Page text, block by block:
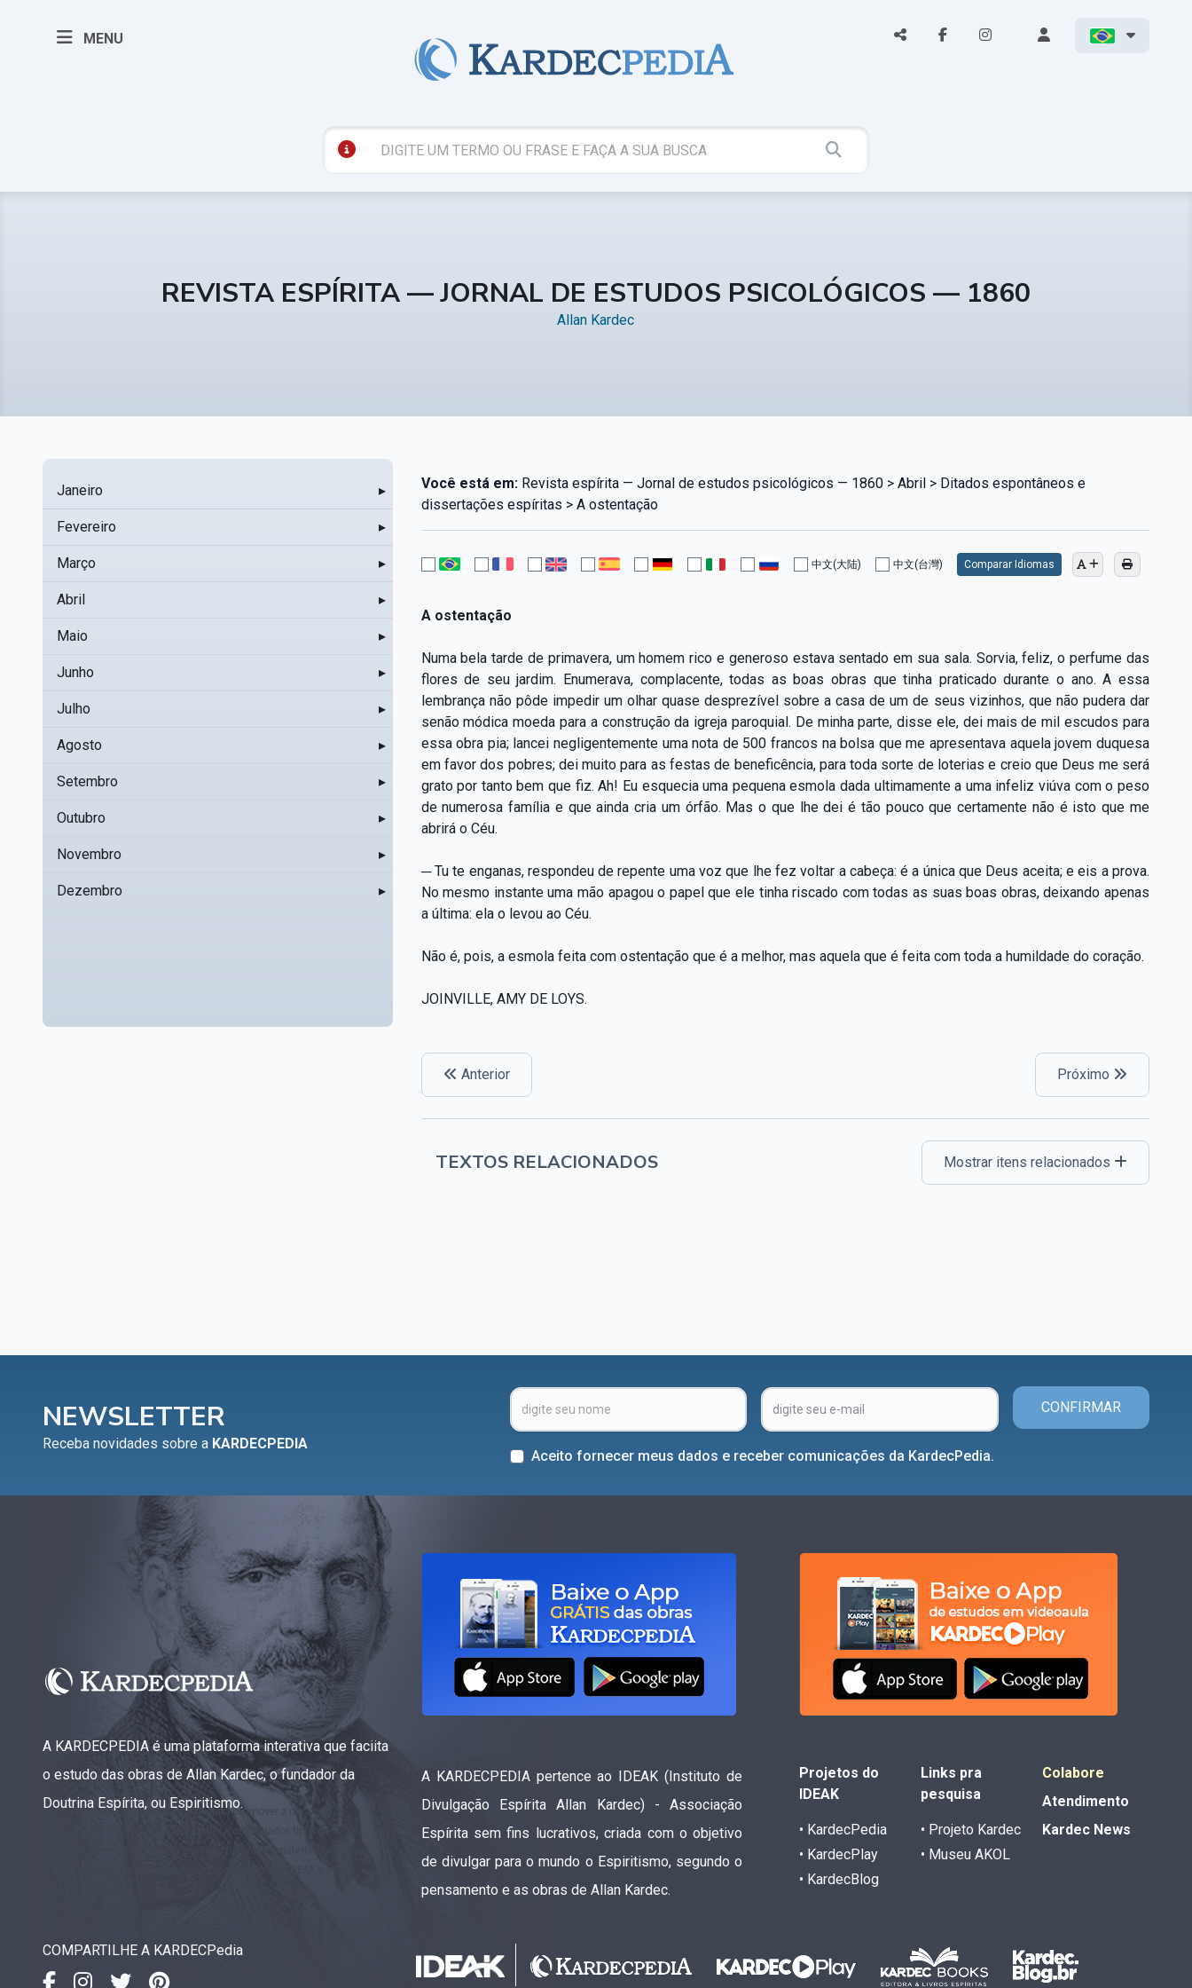
MENU
REVISTA ESPÍRITA — JORNAL DE ESTUDOS PSICOLÓGICOS — 1860
Allan Kardec
Janeiro ▸
Fevereiro ▸
Março ▸
Abril ▸
Maio ▸
Junho ▸
Julho ▸
Agosto ▸
Setembro ▸
Outubro ▸
Novembro ▸
Dezembro ▸
Você está em:Revista espírita — Jornal de estudos psicológicos — 1860 > Abril > Ditados espontâneos e
dissertações espíritas > A ostentação
中文(大陆) 中文(台灣) Comparar Idiomas
A ostentação
Numa bela tarde de primavera, um homem rico e generoso estava sentado em sua sala. Sorvia, feliz, o perfume das
flores de seu jardim. Enumerava, complacente, todas as boas obras que tinha praticado durante o ano. A essa
lembrança não pôde impedir um olhar quase desprezível sobre a casa de um de seus vizinhos, que não pudera dar
senão módica moeda para a construção da igreja paroquial. De minha parte, disse ele, dei mais de mil escudos para
essa obra pia; lancei negligentemente uma nota de 500 francos na bolsa que me apresentava aquela jovem duquesa
em favor dos pobres; dei muito para as festas de beneficência, para toda sorte de loterias e creio que Deus me será
grato por tanto bem que fiz. Ah! Eu esquecia uma pequena esmola dada ultimamente a uma infeliz viúva com o peso
de numerosa família e que ainda cria um órfão. Mas o que lhe dei é tão pouco que certamente não é isto que me
abrirá o Céu.
─ Tu te enganas, respondeu de repente uma voz que lhe fez voltar a cabeça: é a única que Deus aceita; e eis a prova.
No mesmo instante uma mão apagou o papel que ele tinha riscado com todas as suas boas obras, deixando apenas
a última: ela o levou ao Céu.
Não é, pois, a esmola feita com ostentação que é a melhor, mas aquela que é feita com toda a humildade do coração.
JOINVILLE, AMY DE LOYS.
Anterior Próximo
TEXTOS RELACIONADOS Mostrar itens relacionados
NEWSLETTER
Receba novidades sobre a KARDECPEDIA
CONFIRMAR
Aceito fornecer meus dados e receber comunicações da KardecPedia.
A KARDECPEDIA é uma plataforma interativa que faciita
o estudo das obras de Allan Kardec, o fundador da
Doutrina Espírita, ou Espiritismo.
A KARDECPEDIA pertence ao IDEAK (Instituto de
Divulgação Espírita Allan Kardec) - Associação
Espírita sem fins lucrativos, criada com o objetivo
de divulgar para o mundo o Espiritismo, segundo o
pensamento e as obras de Allan Kardec.
Projetos do
IDEAK
• KardecPedia
• KardecPlay
• KardecBlog
Links pra
pesquisa
• Projeto Kardec
• Museu AKOL
Colabore
Atendimento
Kardec News
COMPARTILHE A KARDECPedia